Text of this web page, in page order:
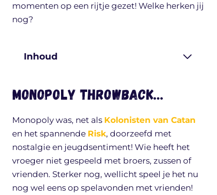
momenten op een rijtje gezet! Welke herken jij
nog?
Inhoud
Monopoly throwback…
Monopoly was, net als Kolonisten van Catan
en het spannende Risk, doorzeefd met
nostalgie en jeugdsentiment! Wie heeft het
vroeger niet gespeeld met broers, zussen of
vrienden. Sterker nog, wellicht speel je het nu
nog wel eens op spelavonden met vrienden!